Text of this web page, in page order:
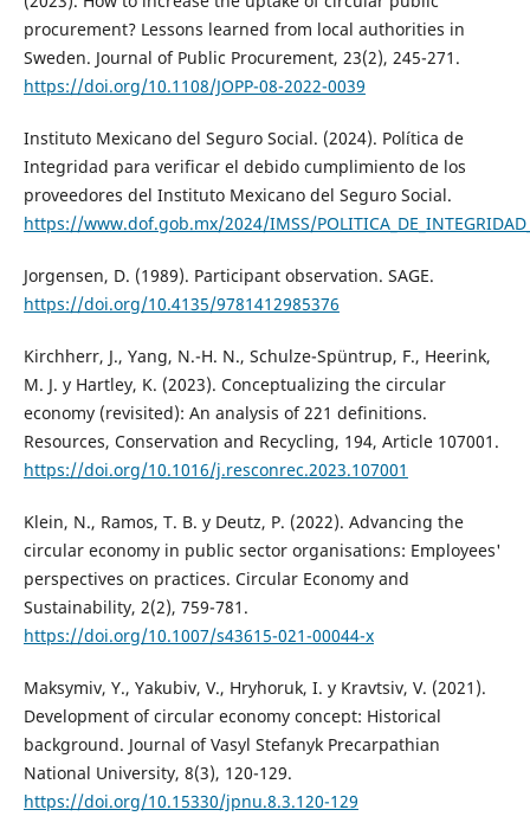
procurement? Lessons learned from local authorities in
Sweden. Journal of Public Procurement, 23(2), 245-271.
https://doi.org/10.1108/JOPP-08-2022-0039
Instituto Mexicano del Seguro Social. (2024). Política de
Integridad para verificar el debido cumplimiento de los
proveedores del Instituto Mexicano del Seguro Social.
https://www.dof.gob.mx/2024/IMSS/
Jorgensen, D. (1989). Participant observation. SAGE.
https://doi.org/10.4135/9781412985376
Kirchherr, J., Yang, N.-H. N., Schulze-Spüntrup, F., Heerink,
M. J. y Hartley, K. (2023). Conceptualizing the circular
economy (revisited): An analysis of 221 definitions.
Resources, Conservation and Recycling, 194, Article 107001.
https://doi.org/10.1016/j.resconrec.2023.107001
Klein, N., Ramos, T. B. y Deutz, P. (2022). Advancing the
circular economy in public sector organisations: Employees'
perspectives on practices. Circular Economy and
Sustainability, 2(2), 759-781.
https://doi.org/10.1007/s43615-021-00044-x
Maksymiv, Y., Yakubiv, V., Hryhoruk, I. y Kravtsiv, V. (2021).
Development of circular economy concept: Historical
background. Journal of Vasyl Stefanyk Precarpathian
National University, 8(3), 120-129.
https://doi.org/10.15330/jpnu.8.3.120-129